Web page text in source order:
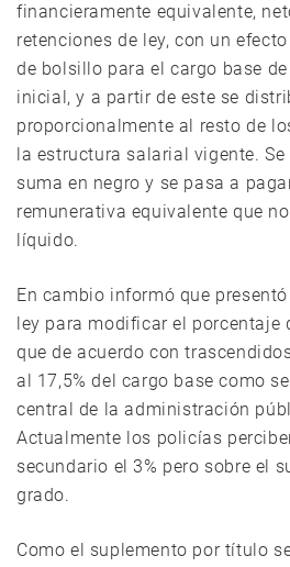
financieramente equivalente,
retenciones de ley, con un
de bolsillo para el cargo base
inicial, y a partir de este se
proporcionalmente al resto de
la estructura salarial vigente.
suma en negro y se pasa a
remunerativa equivalente que
líquido.
En cambio informó que
ley para modificar el porcentaje
que de acuerdo con
al 17,5% del cargo base como
central de la administración
Actualmente los policías
secundario el 3% pero sobre el
grado.
Como el suplemento por título